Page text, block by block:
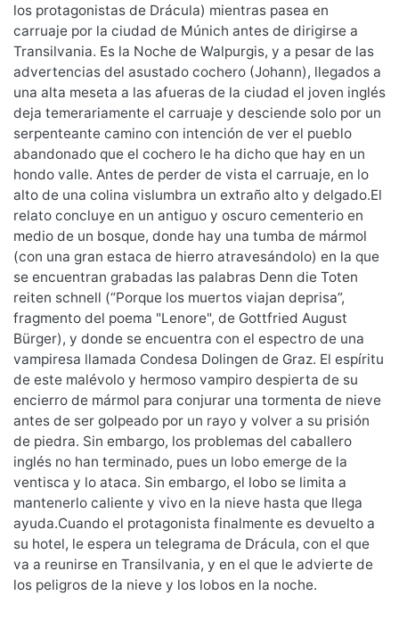
los protagonistas de Drácula) mientras pasea en
carruaje por la ciudad de Múnich antes de dirigirse a
Transilvania. Es la Noche de Walpurgis, y a pesar de las
advertencias del asustado cochero (Johann), llegados a
una alta meseta a las afueras de la ciudad el joven inglés
deja temerariamente el carruaje y desciende solo por un
serpenteante camino con intención de ver el pueblo
abandonado que el cochero le ha dicho que hay en un
hondo valle. Antes de perder de vista el carruaje, en lo
alto de una colina vislumbra un extraño alto y delgado.El
relato concluye en un antiguo y oscuro cementerio en
medio de un bosque, donde hay una tumba de mármol
(con una gran estaca de hierro atravesándolo) en la que
se encuentran grabadas las palabras Denn die Toten
reiten schnell (“Porque los muertos viajan deprisa”,
fragmento del poema "Lenore", de Gottfried August
Bürger), y donde se encuentra con el espectro de una
vampiresa llamada Condesa Dolingen de Graz. El espíritu
de este malévolo y hermoso vampiro despierta de su
encierro de mármol para conjurar una tormenta de nieve
antes de ser golpeado por un rayo y volver a su prisión
de piedra. Sin embargo, los problemas del caballero
inglés no han terminado, pues un lobo emerge de la
ventisca y lo ataca. Sin embargo, el lobo se limita a
mantenerlo caliente y vivo en la nieve hasta que llega
ayuda.Cuando el protagonista finalmente es devuelto a
su hotel, le espera un telegrama de Drácula, con el que
va a reunirse en Transilvania, y en el que le advierte de
los peligros de la nieve y los lobos en la noche.